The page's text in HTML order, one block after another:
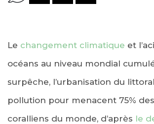
Le changement climatique et
océans au niveau mondial
surpêche, l’urbanisation du
pollution pour menacent 75%
coralliens du monde, d’après le